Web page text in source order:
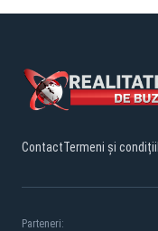
ContactTermeni și condiții
Parteneri: